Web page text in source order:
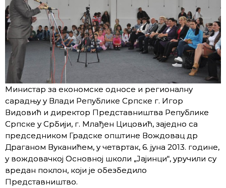
Министар за економске односе и регионалну
сарадњу у Влади Републике Српске г. Игор
Видовић и директор Представништва Републике
Српске у Србији, г. Млађен Цицовић, заједно са
председником Градске општине Вождовац др
Драганом Вуканићем, у четвртак, 6. јуна 2013. године,
у вождовачкој Основној школи „Јајинци“, уручили су
вредан поклон, који је обезбедило
Представништво.